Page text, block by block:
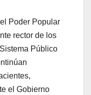
Poder Popular
rector de los
Público
el Gobierno